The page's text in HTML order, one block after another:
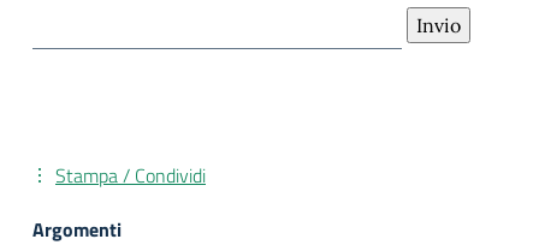
Stampa / Condividi
Argomenti